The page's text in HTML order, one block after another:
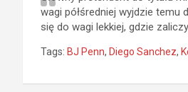
wagi półśredniej wyjdzie temu
się do wagi lekkiej, gdzie
Tags: BJ Penn, Diego Sanchez,